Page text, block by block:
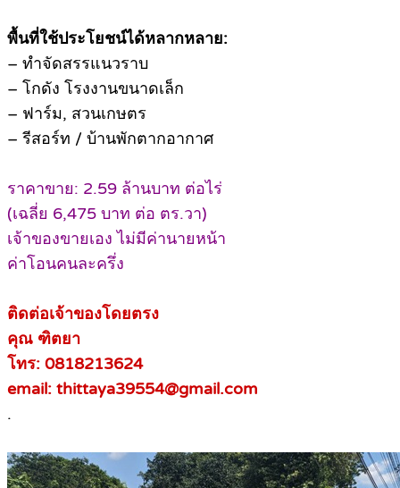
พื้นที่ใช้ประโยชน์ได้หลากหลาย:
– ทำจัดสรรแนวราบ
– โกดัง โรงงานขนาดเล็ก
– ฟาร์ม, สวนเกษตร
– รีสอร์ท / บ้านพักตากอากาศ
ราคาขาย: 2.59 ล้านบาท ต่อไร่
(เฉลี่ย 6,475 บาท ต่อ ตร.วา)
เจ้าของขายเอง ไม่มีค่านายหน้า
ค่าโอนคนละครึ่ง
ติดต่อเจ้าของโดยตรง
คุณ ฑิตยา
โทร: 0818213624
email: thittaya39554@gmail.com
.